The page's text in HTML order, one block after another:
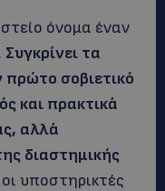
όνομα έναν
Συγκρίνει τα
πρώτο σοβιετικό
και πρακτικά
αλλά
διαστημικής
υποστηρικτές